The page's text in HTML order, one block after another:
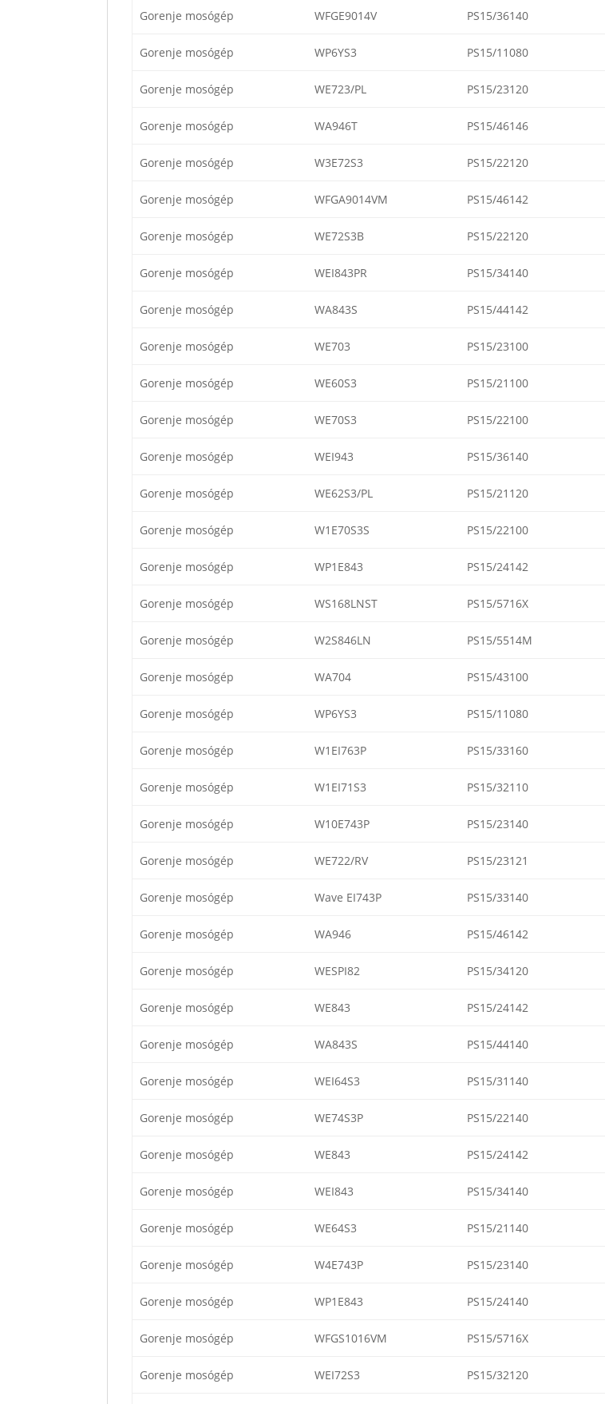
Gorenje mosógép WFGE9014V PS15/36140
Gorenje mosógép WP6YS3 PS15/11080
Gorenje mosógép WE723/PL PS15/23120
Gorenje mosógép WA946T PS15/46146
Gorenje mosógép W3E72S3 PS15/22120
Gorenje mosógép WFGA9014VM PS15/46142
Gorenje mosógép WE72S3B PS15/22120
Gorenje mosógép WEI843PR PS15/34140
Gorenje mosógép WA843S PS15/44142
Gorenje mosógép WE703 PS15/23100
Gorenje mosógép WE60S3 PS15/21100
Gorenje mosógép WE70S3 PS15/22100
Gorenje mosógép WEI943 PS15/36140
Gorenje mosógép WE62S3/PL PS15/21120
Gorenje mosógép W1E70S3S PS15/22100
Gorenje mosógép WP1E843 PS15/24142
Gorenje mosógép WS168LNST PS15/5716X
Gorenje mosógép W2S846LN PS15/5514M
Gorenje mosógép WA704 PS15/43100
Gorenje mosógép WP6YS3 PS15/11080
Gorenje mosógép W1EI763P PS15/33160
Gorenje mosógép W1EI71S3 PS15/32110
Gorenje mosógép W10E743P PS15/23140
Gorenje mosógép WE722/RV PS15/23121
Gorenje mosógép Wave EI743P PS15/33140
Gorenje mosógép WA946 PS15/46142
Gorenje mosógép WESPI82 PS15/34120
Gorenje mosógép WE843 PS15/24142
Gorenje mosógép WA843S PS15/44140
Gorenje mosógép WEI64S3 PS15/31140
Gorenje mosógép WE74S3P PS15/22140
Gorenje mosógép WE843 PS15/24142
Gorenje mosógép WEI843 PS15/34140
Gorenje mosógép WE64S3 PS15/21140
Gorenje mosógép W4E743P PS15/23140
Gorenje mosógép WP1E843 PS15/24140
Gorenje mosógép WFGS1016VM PS15/5716X
Gorenje mosógép WEI72S3 PS15/32120